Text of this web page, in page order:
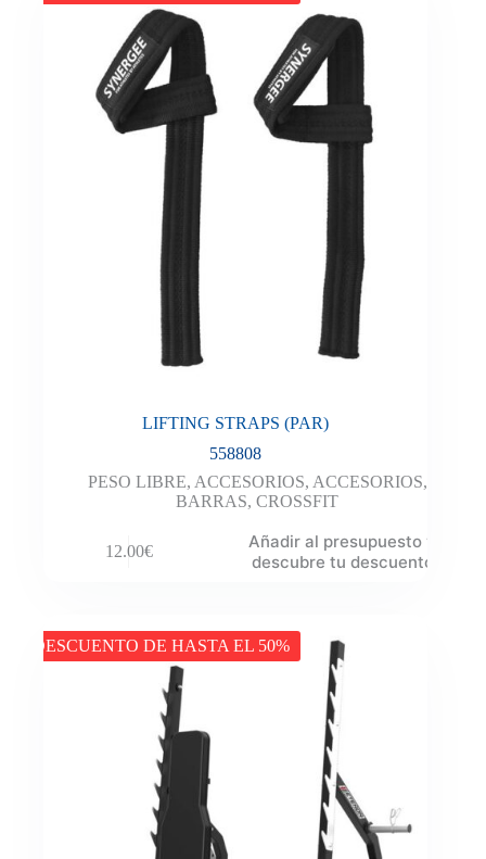
LIFTING STRAPS (PAR)
558808
PESO LIBRE, ACCESORIOS, ACCESORIOS,
BARRAS,CROSSFIT
12.00€
Añadir al presupuesto y
descubre tu descuento
DESCUENTO DE HASTA EL 50%